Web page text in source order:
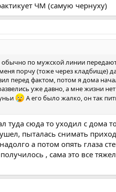
ЧМ (самую чернуху)
по мужской линии
порчу (тоже через кладбище)
перед фактом, потом я дома
уже давно, а мне жизни
А его было жалко, он так
туда сюда то уходил с дома
пыталась снимать
а потом опять глаза
, сама это все